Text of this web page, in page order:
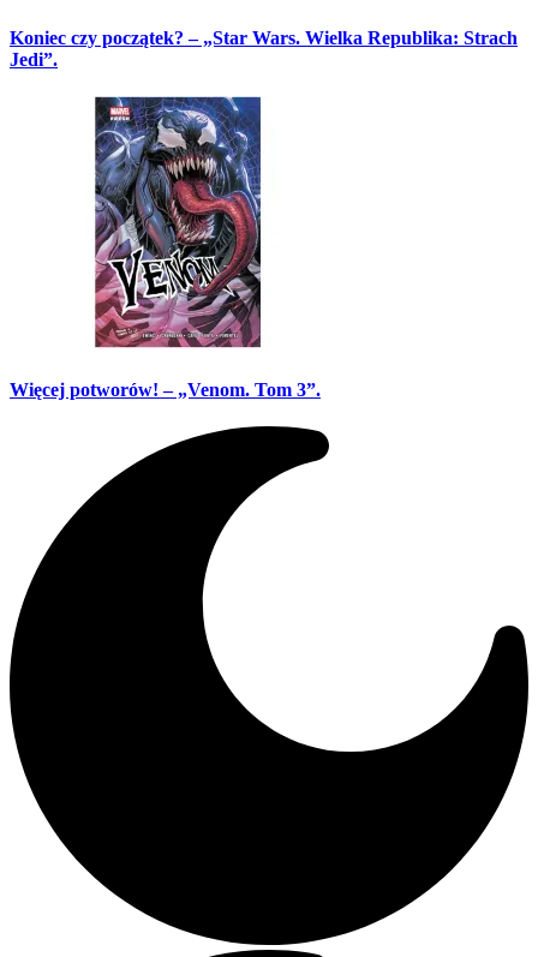
Koniec czy początek? – „Star Wars. Wielka Republika: Strach
Jedi”.
Więcej potworów! – „Venom. Tom 3”.